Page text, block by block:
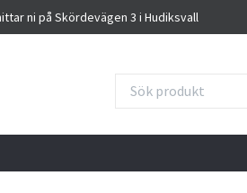
ni på Skördevägen 3 i Hudiksvall